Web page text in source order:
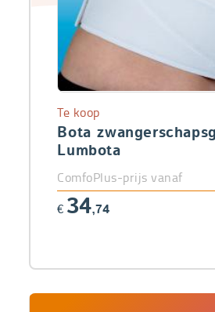
Bota
Lumbota
Te koop
ComfoPlus-prijs vanaf
€ 34,74